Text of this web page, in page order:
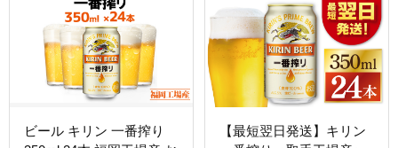
ビール キリン 一番搾り
【最短翌日発送】キリン